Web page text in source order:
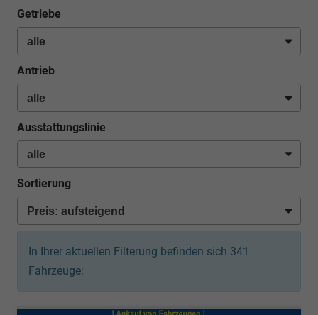
Getriebe
Antrieb
Ausstattungslinie
Sortierung
In Ihrer aktuellen Filterung befinden sich 341
Fahrzeuge: